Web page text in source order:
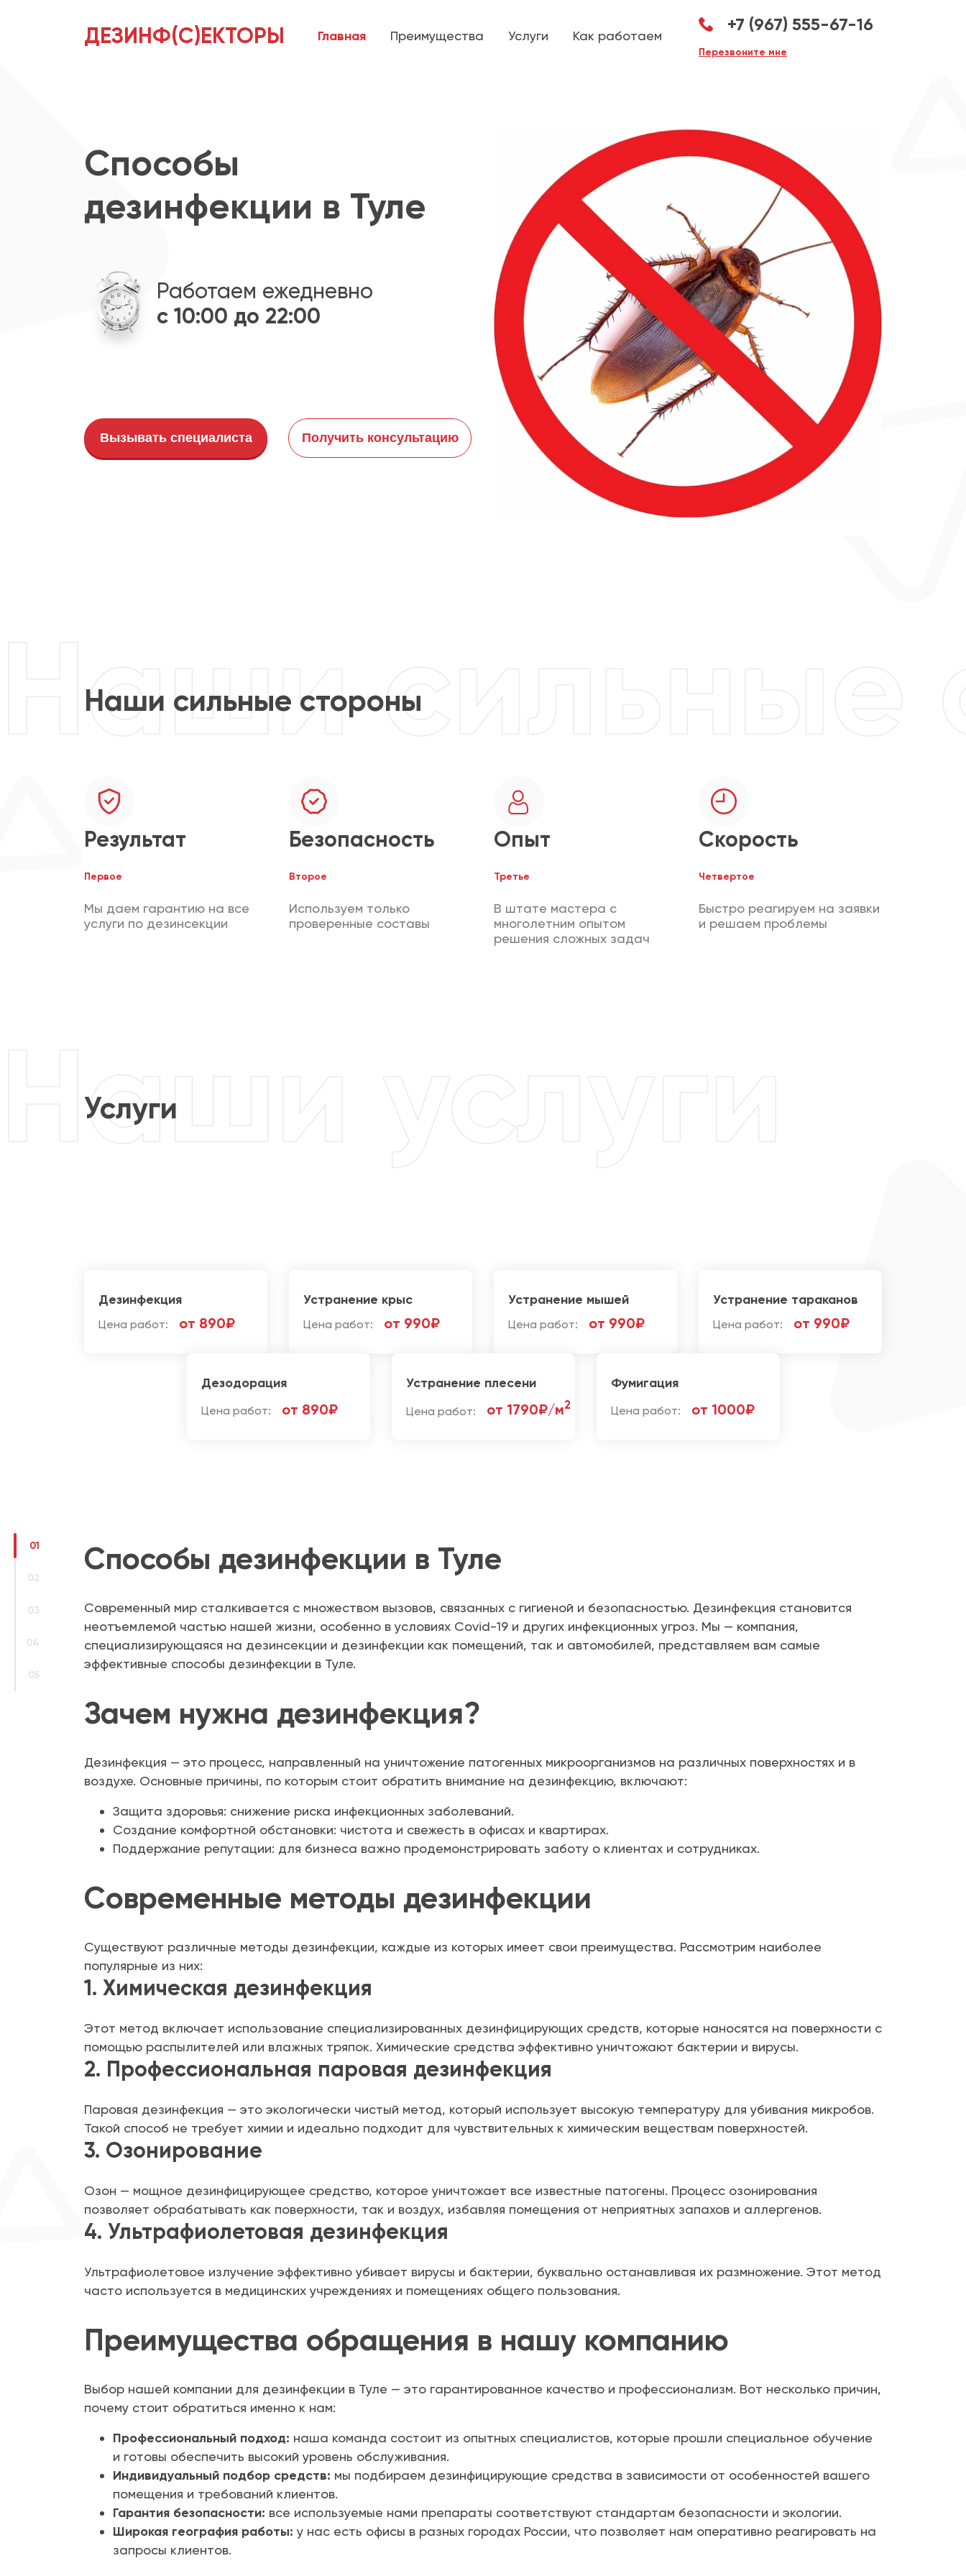
01
02
03
04
05
ДЕЗИНФ(С)ЕКТОРЫ Главная Преимущества Услуги Как работаем
+7 (967) 555-67-16
Перезвоните мне
Способы
дезинфекции в Туле
Работаем ежедневно
с 10:00 до 22:00
Вызывать специалиста Получить консультацию
Наши сильные стороны
Результат
Первое
Мы даем гарантию на все
услуги по дезинсекции
Безопасность
Второе
Используем только
проверенные составы
Опыт
Третье
В штате мастера с
многолетним опытом
решения сложных задач
Скорость
Четвертое
Быстро реагируем на заявки
и решаем проблемы
Услуги
Дезинфекция
Цена работ: от 890₽
Устранение крыс
Цена работ: от 990₽
Устранение мышей
Цена работ: от 990₽
Устранение тараканов
Цена работ: от 990₽
Дезодорация
Цена работ: от 890₽
Устранение плесени
Цена работ: от 1790₽/м2
Фумигация
Цена работ: от 1000₽
Способы дезинфекции в Туле
Современный мир сталкивается с множеством вызовов, связанных с гигиеной и безопасностью. Дезинфекция становится
неотъемлемой частью нашей жизни, особенно в условиях Covid-19 и других инфекционных угроз. Мы — компания,
специализирующаяся на дезинсекции и дезинфекции как помещений, так и автомобилей, представляем вам самые
эффективные способы дезинфекции в Туле.
Зачем нужна дезинфекция?
Дезинфекция — это процесс, направленный на уничтожение патогенных микроорганизмов на различных поверхностях и в
воздухе. Основные причины, по которым стоит обратить внимание на дезинфекцию, включают:
Защита здоровья: снижение риска инфекционных заболеваний.
Создание комфортной обстановки: чистота и свежесть в офисах и квартирах.
Поддержание репутации: для бизнеса важно продемонстрировать заботу о клиентах и сотрудниках.
Современные методы дезинфекции
Существуют различные методы дезинфекции, каждые из которых имеет свои преимущества. Рассмотрим наиболее
популярные из них:
1. Химическая дезинфекция
Этот метод включает использование специализированных дезинфицирующих средств, которые наносятся на поверхности с
помощью распылителей или влажных тряпок. Химические средства эффективно уничтожают бактерии и вирусы.
2. Профессиональная паровая дезинфекция
Паровая дезинфекция — это экологически чистый метод, который использует высокую температуру для убивания микробов.
Такой способ не требует химии и идеально подходит для чувствительных к химическим веществам поверхностей.
3. Озонирование
Озон — мощное дезинфицирующее средство, которое уничтожает все известные патогены. Процесс озонирования
позволяет обрабатывать как поверхности, так и воздух, избавляя помещения от неприятных запахов и аллергенов.
4. Ультрафиолетовая дезинфекция
Ультрафиолетовое излучение эффективно убивает вирусы и бактерии, буквально останавливая их размножение. Этот метод
часто используется в медицинских учреждениях и помещениях общего пользования.
Преимущества обращения в нашу компанию
Выбор нашей компании для дезинфекции в Туле — это гарантированное качество и профессионализм. Вот несколько причин,
почему стоит обратиться именно к нам:
Профессиональный подход: наша команда состоит из опытных специалистов, которые прошли специальное обучение
и готовы обеспечить высокий уровень обслуживания.
Индивидуальный подбор средств: мы подбираем дезинфицирующие средства в зависимости от особенностей вашего
помещения и требований клиентов.
Гарантия безопасности: все используемые нами препараты соответствуют стандартам безопасности и экологии.
Широкая география работы: у нас есть офисы в разных городах России, что позволяет нам оперативно реагировать на
запросы клиентов.